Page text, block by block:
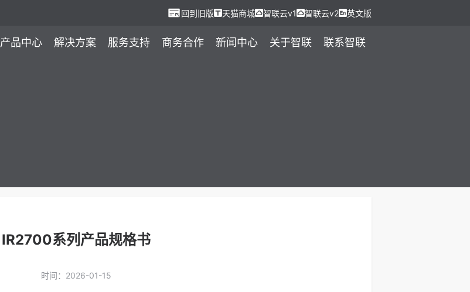
回到旧版 天猫商城 智联云v1 智联云v2 英文版
产品中心 解决方案 服务支持 商务合作 新闻中心 关于智联 联系智联
IR2700系列产品规格书
时间：2026-01-15